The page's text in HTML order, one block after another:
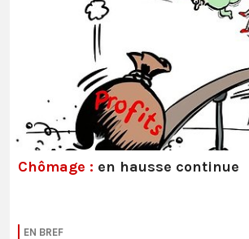
Chômage : en hausse continue
EN BREF